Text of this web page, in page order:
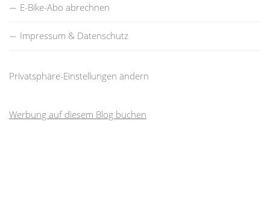
E-Bike-Abo abrechnen
Impressum & Datenschutz
Privatsphäre-Einstellungen ändern
Werbung auf diesem Blog buchen